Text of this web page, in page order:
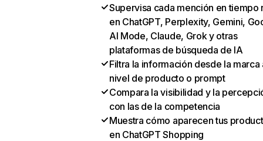
Supervisa cada mención en tiempo
en ChatGPT, Perplexity, Gemini,
AI Mode, Claude, Grok y otras
plataformas de búsqueda de IA
Filtra la información desde la marca
nivel de producto o prompt
Compara la visibilidad y la
con las de la competencia
Muestra cómo aparecen tus
en ChatGPT Shopping